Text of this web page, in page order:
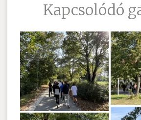
Kapcsolódó